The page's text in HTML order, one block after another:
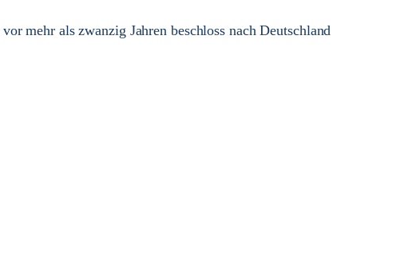
mehr als zwanzig Jahren beschloss nach Deutschland